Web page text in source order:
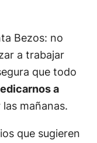
Bezos: no
a trabajar
que todo
a
mañanas.
que sugieren